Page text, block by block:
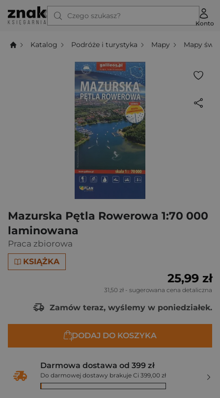
Czego szukasz?
Konto
Katalog Podróże i turystyka Mapy Mapy
Mazurska Pętla Rowerowa 1:70 000
laminowana
Praca zbiorowa
KSIĄŻKA
25,99 zł
31,50 zł - sugerowana cena detaliczna
Zamów teraz, wyślemy w poniedziałek.
DODAJ DO KOSZYKA
Darmowa dostawa od 399 zł
Do darmowej dostawy brakuje Ci 399,00 zł